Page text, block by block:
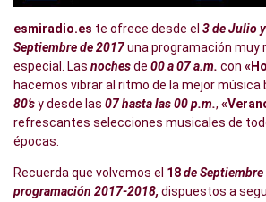
esmiradio.es te ofrece desde el 3 de Julio
Septiembre de 2017una programación muy
especial. Las nochesde 00 a 07 a.m. con
hacemos vibrar al ritmo de la mejor música
80’sy desde las 07 hasta las 00 p.m.,
refrescantes selecciones musicales de
épocas.
Recuerda que volvemos el 18de
programación 2017-2018, dispuestos a